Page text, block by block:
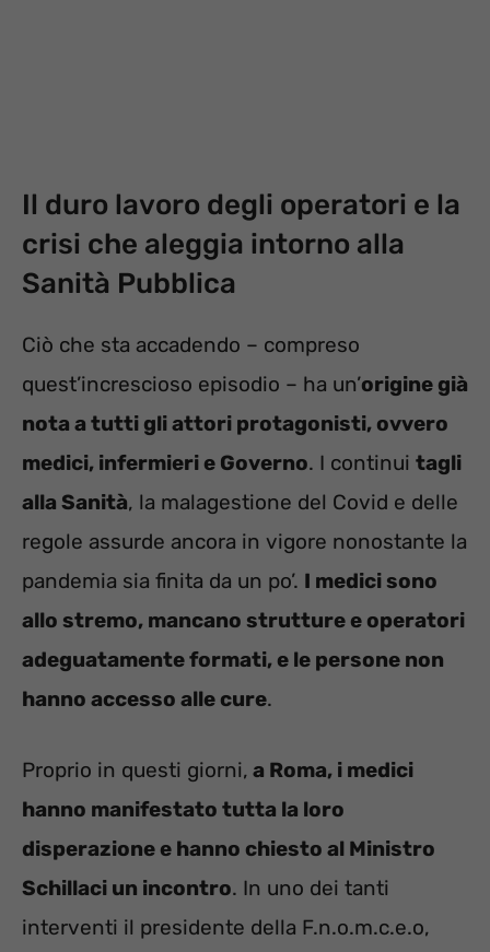
Il duro lavoro degli operatori e la
crisi che aleggia intorno alla
Sanità Pubblica
Ciò che sta accadendo – compreso
quest’increscioso episodio – ha un’origine già
nota a tutti gli attori protagonisti, ovvero
medici, infermieri e Governo. I continui tagli
alla Sanità, la malagestione del Covid e delle
regole assurde ancora in vigore nonostante la
pandemia sia finita da un po’. I medici sono
allo stremo, mancano strutture e operatori
adeguatamente formati, e le persone non
hanno accesso alle cure.
Proprio in questi giorni, a Roma, i medici
hanno manifestato tutta la loro
disperazione e hanno chiesto al Ministro
Schillaci un incontro. In uno dei tanti
interventi il presidente della F.n.o.m.c.e.o,